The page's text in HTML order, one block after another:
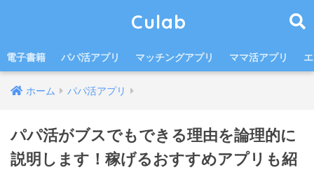
Culab
電子書籍 パパ活アプリ マッチングアプリ ママ活アプリ
ホーム パパ活アプリ
パパ活がブスでもできる理由を論理的に
説明します！稼げるおすすめアプリも紹